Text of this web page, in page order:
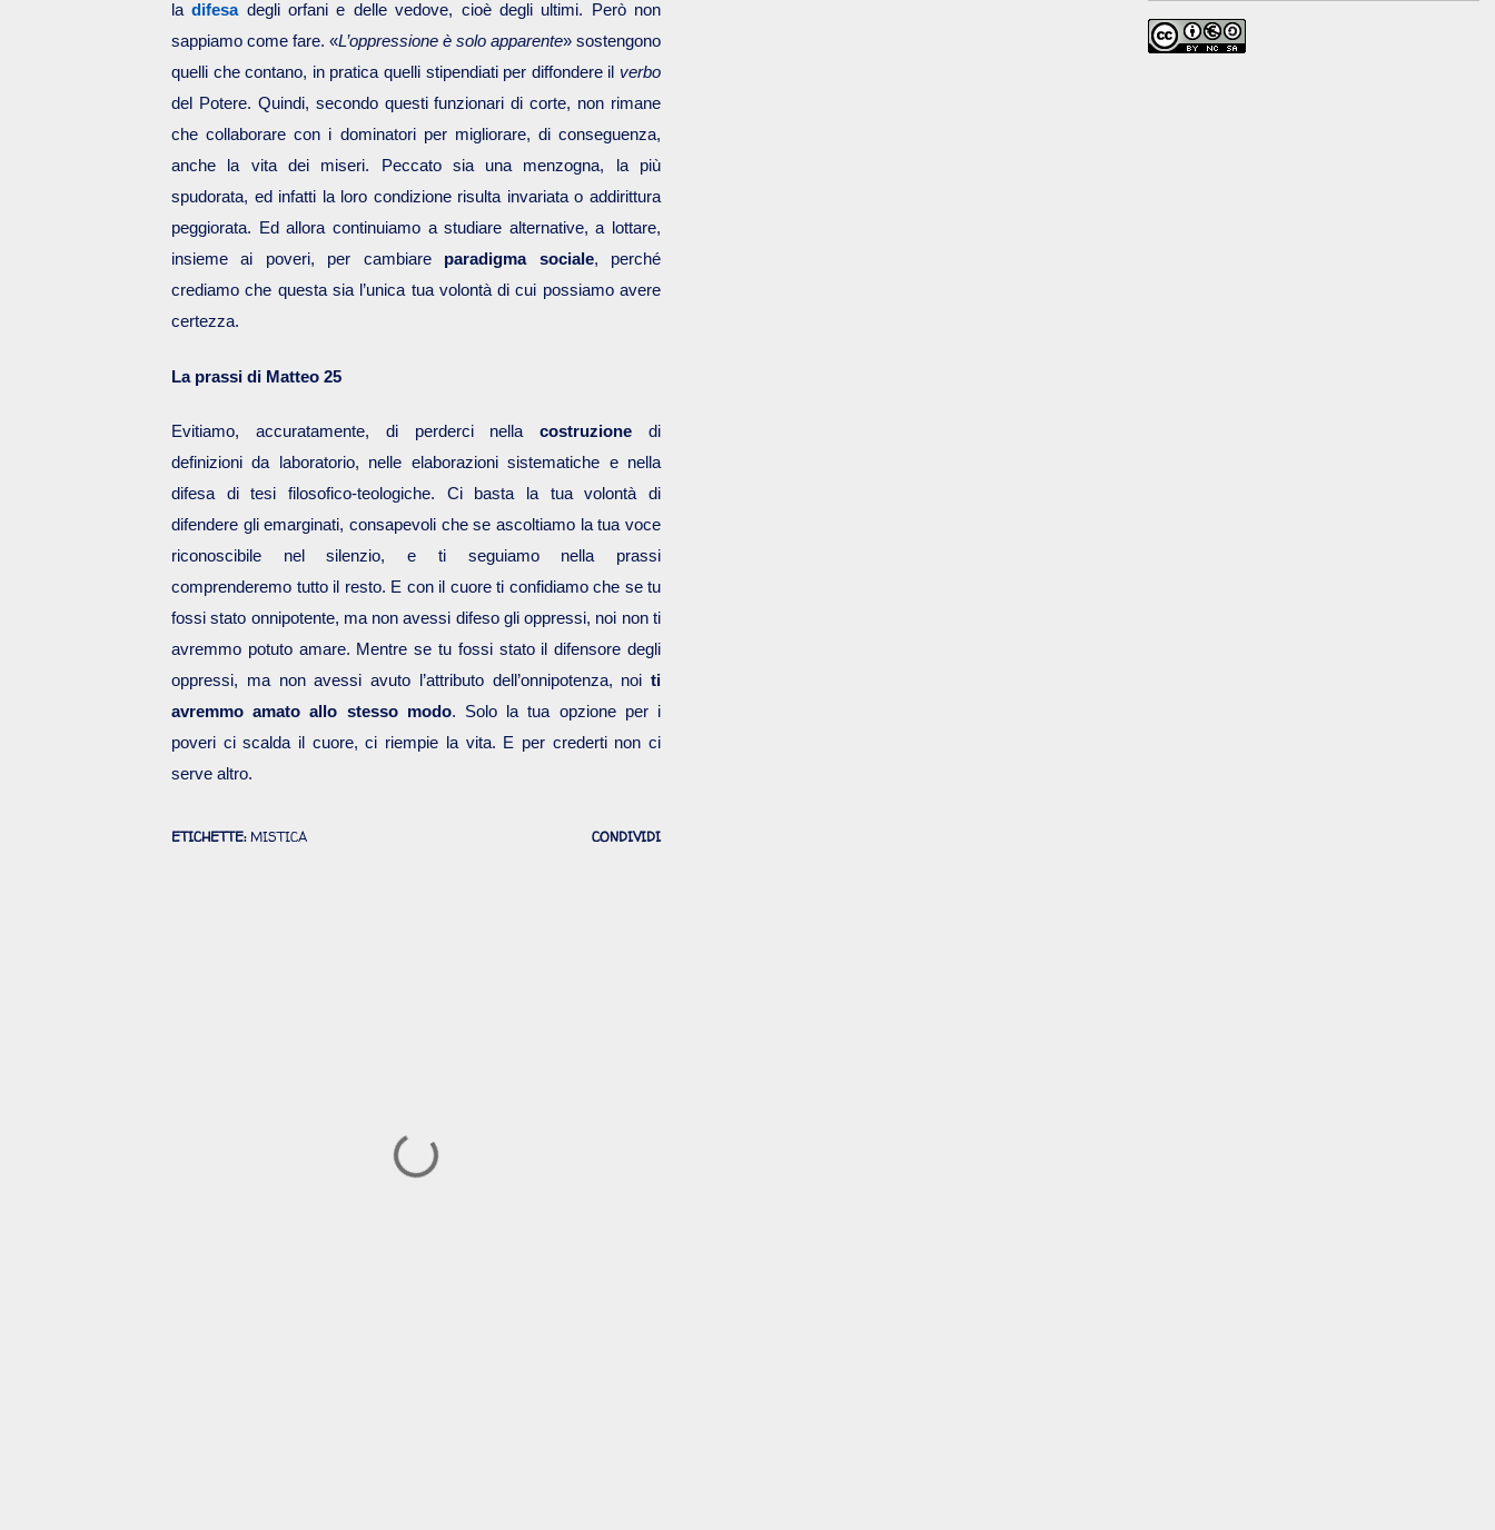
la difesadegli orfani e delle vedove, cioè degli ultimi. Però non
sappiamo come fare. «L’oppressione è solo apparente» sostengono
quelli che contano, in pratica quelli stipendiati per diffondere il verbo
del Potere. Quindi, secondo questi funzionari di corte, non rimane
che collaborare con i dominatori per migliorare, di conseguenza,
anche la vita dei miseri. Peccato sia una menzogna, la più
spudorata, ed infatti la loro condizione risulta invariata o addirittura
peggiorata. Ed allora continuiamo a studiare alternative, a lottare,
insieme ai poveri, per cambiare paradigma sociale, perché
crediamo che questa sia l’unica tua volontà di cui possiamo avere
certezza.
La prassi di Matteo 25
Evitiamo, accuratamente, di perderci nellacostruzione di
definizioni da laboratorio, nelle elaborazioni sistematiche e nella
difesa di tesi filosofico-teologiche. Ci basta la tua volontà di
difendere gli emarginati, consapevoli che se ascoltiamo la tua voce
riconoscibile nel silenzio, e ti seguiamo nella prassi
comprenderemo tutto il resto. E con il cuore ti confidiamo che se tu
fossi stato onnipotente, ma non avessi difeso gli oppressi, noi non ti
avremmo potuto amare. Mentre se tu fossi stato il difensore degli
oppressi, ma non avessi avuto l’attributo dell’onnipotenza, noi ti
avremmo amato allo stesso modo. Solo la tua opzione per i
poveri ci scalda il cuore, ci riempie la vita. E per crederti non ci
serve altro.
ETICHETTE: MISTICA CONDIVIDI